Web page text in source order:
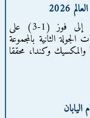
قلب منتخب مصر تأخره بهدف إلى فوز (1-3) على
الثانية بالمجموعة
2026 بأمريكا والمكسيك وكندا، محققا